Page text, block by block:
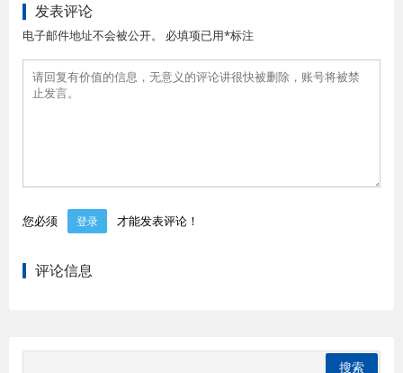
发表评论
电子邮件地址不会被公开。 必填项已用*标注
您必须 登录 才能发表评论！
评论信息